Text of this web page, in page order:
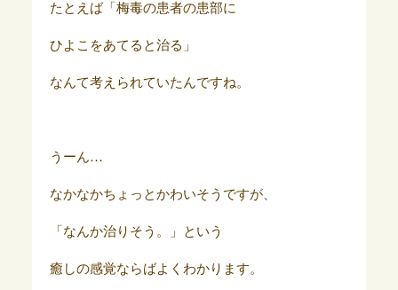
たとえば「梅毒の患者の患部に
ひよこをあてると治る」
なんて考えられていたんですね。
うーん…
なかなかちょっとかわいそうですが、
「なんか治りそう。」という
癒しの感覚ならばよくわかります。